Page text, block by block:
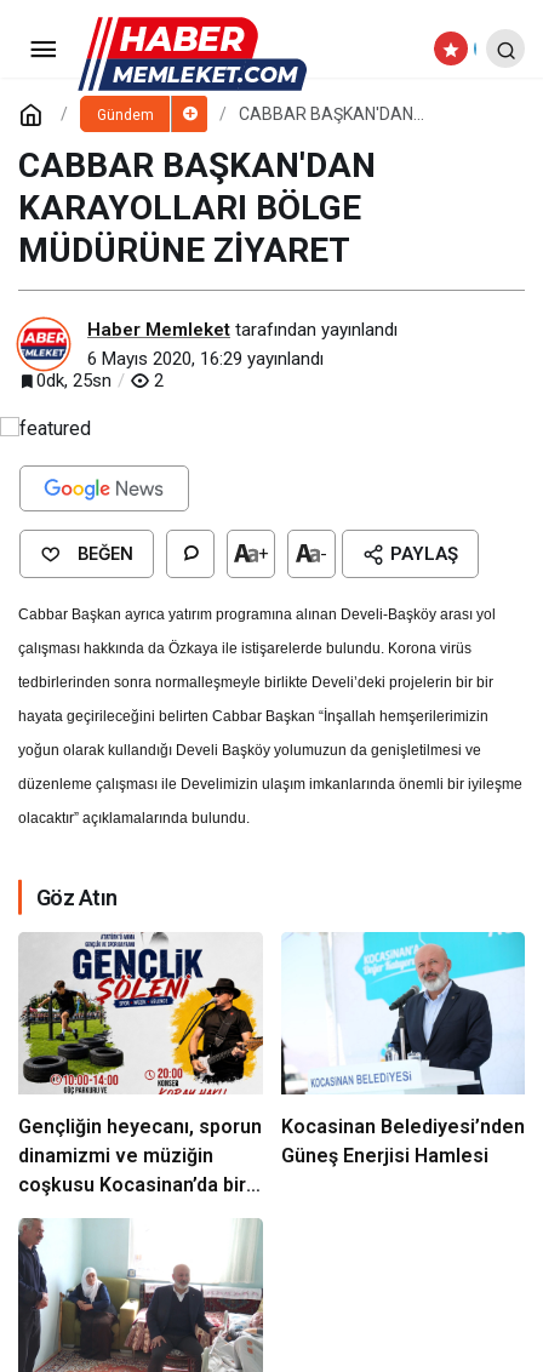
Gündem
CABBAR BAŞKAN'DAN
MÜDÜRÜNE ZİYARET
CABBAR BAŞKAN'DAN
KARAYOLLARI BÖLGE
MÜDÜRÜNE ZİYARET
Haber Memleket tarafından yayınlandı
6 Mayıs 2020, 16:29 yayınlandı
0dk, 25sn
2
BEĞEN + - PAYLAŞ
Cabbar Başkan ayrıca yatırım programına alınan Develi-Başköy arası yol
çalışması hakkında da Özkaya ile istişarelerde bulundu. Korona virüs
tedbirlerinden sonra normalleşmeyle birlikte Develi’deki projelerin bir bir
hayata geçirileceğini belirten Cabbar Başkan “İnşallah hemşerilerimizin
yoğun olarak kullandığı Develi Başköy yolumuzun da genişletilmesi ve
düzenleme çalışması ile Develimizin ulaşım imkanlarında önemli bir iyileşme
olacaktır” açıklamalarında bulundu.
Göz Atın
Gençliğin heyecanı, sporun
dinamizmi ve müziğin
coşkusu Kocasinan’da bir
araya geliyor!
Kocasinan Belediyesi’nden
Güneş Enerjisi Hamlesi
CABBAR BAŞKAN'DAN
KARAYOLLARI BÖLGE
MÜDÜRÜNE ZİYARET
Yorum Yap